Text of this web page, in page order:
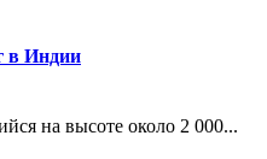
в Индии
на высоте около 2 000...